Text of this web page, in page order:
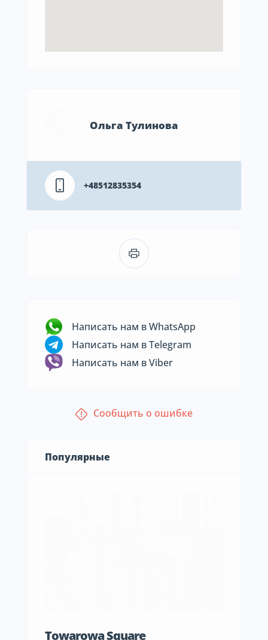
Ольга Тулинова
+48512835354
Написать нам в WhatsApp
Написать нам в Telegram
Написать нам в Viber
Сообщить о ошибке
Популярные
Towarowa Square